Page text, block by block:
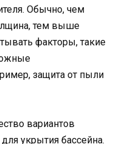
Обычно, чем
тем выше
факторы, такие
защита от пыли
вариантов
укрытия бассейна.